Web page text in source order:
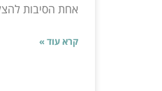
אחת הסיבות
קרא עוד »